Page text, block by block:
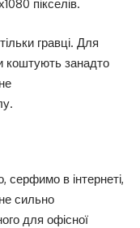
пікселів.
гравці. Для
коштують занадто
в інтернеті,
сильно
для офісної